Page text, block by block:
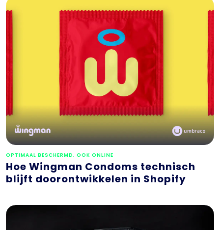
OPTIMAAL BESCHERMD, OOK ONLINE
Hoe Wingman Condoms technisch
blijft doorontwikkelen in Shopify